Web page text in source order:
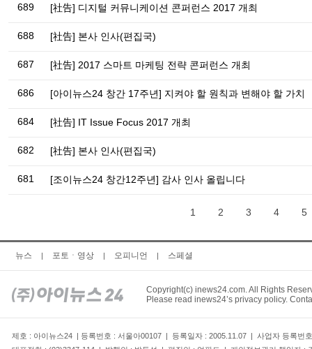
689 [社告] 디지털 커뮤니케이션 콘퍼런스 2017 개최
688 [社告] 본사 인사(편집국)
687 [社告] 2017 스마트 마케팅 전략 콘퍼런스 개최
686 [아이뉴스24 창간 17주년] 지켜야 할 원칙과 변해야 할 가치
684 [社告] IT Issue Focus 2017 개최
682 [社告] 본사 인사(편집국)
681 [조이뉴스24 창간12주년] 감사 인사 올립니다
1 2 3 4 5
뉴스 | 포토ㆍ영상 | 오피니언 | 스페셜
Copyright(c) inews24.com. All Rights
Please read inews24’s privacy policy.
제호 : 아이뉴스24 | 등록번호 : 서울아00107 | 등록일자 : 2005.11.07 | 사업자 등록번